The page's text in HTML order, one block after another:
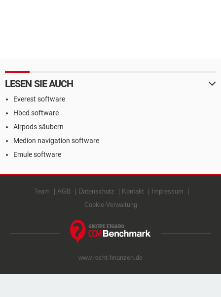
LESEN SIE AUCH
Everest software
Hbcd software
Airpods säubern
Medion navigation software
Emule software
Team AGB Datenschutz Kontakt
Impressum
Cookie-Verwaltung
www.recht-finanzen.de